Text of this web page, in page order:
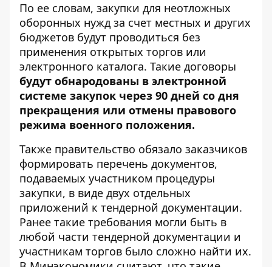
По ее словам, закупки для неотложных
оборонных нужд за счет местных и других
бюджетов будут проводиться без
применения открытых торгов или
электронного каталога. Такие договоры
будут обнародованы в электронной
системе закупок через 90 дней со дня
прекращения или отмены правового
режима военного положения.
Также правительство обязало заказчиков
формировать перечень документов,
подаваемых участником процедуры
закупки, в виде двух отдельных
приложений к тендерной документации.
Ранее такие требования могли быть в
любой части тендерной документации и
участникам торгов было сложно найти их.